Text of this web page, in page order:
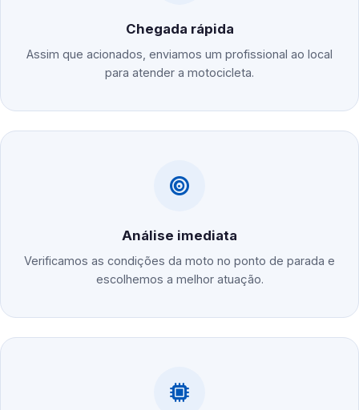
Chegada rápida
Assim que acionados, enviamos um profissional ao local
para atender a motocicleta.
Análise imediata
Verificamos as condições da moto no ponto de parada e
escolhemos a melhor atuação.